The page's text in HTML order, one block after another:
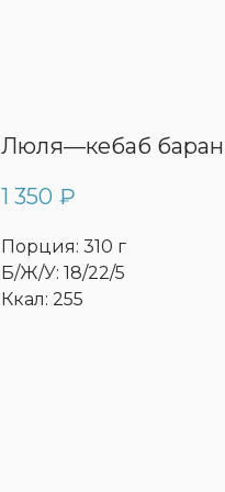
Люля—кебаб
1 350 ₽
Порция: 310 г
Б/Ж/У: 18/22/5
Ккал: 255